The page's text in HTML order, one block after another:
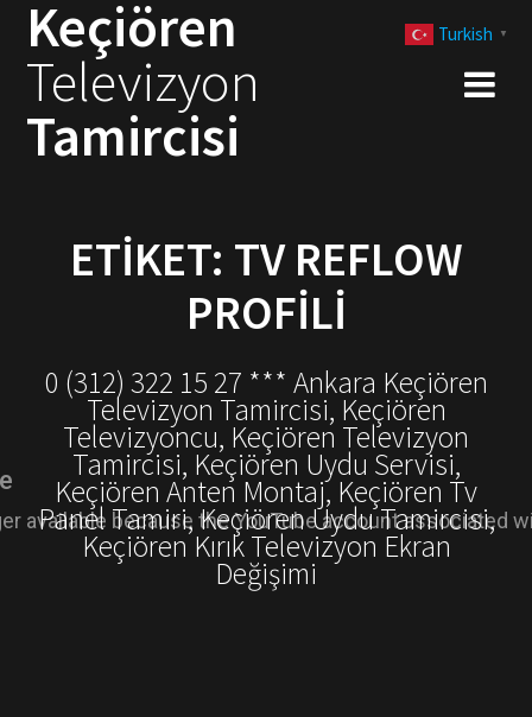
Keçiören
Televizyon
Tamircisi
ETIKET: TV REFLOW
PROFILI
0 (312) 322 15 27 *** Ankara Keçiören
Televizyon Tamircisi, Keçiören
Televizyoncu, Keçiören Televizyon
Tamircisi, Keçiören Uydu Servisi,
Keçiören Anten Montaj, Keçiören Tv
Panel Tamiri, Keçiören Uydu Tamircisi,
Keçiören Kırık Televizyon Ekran
Değişimi
Turkish ▼